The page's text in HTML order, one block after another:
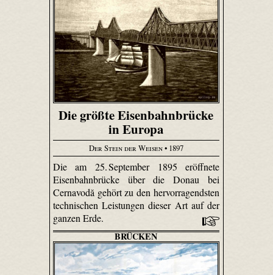
Die größte Eisenbahnbrücke
in Europa
Der Stein der Weisen• 1897
Die am 25. September 1895 eröffnete
Eisenbahnbrücke über die Donau bei
Cernavodă gehört zu den hervorragendsten
technischen Leistungen dieser Art auf der
ganzen Erde.
BRÜCKEN